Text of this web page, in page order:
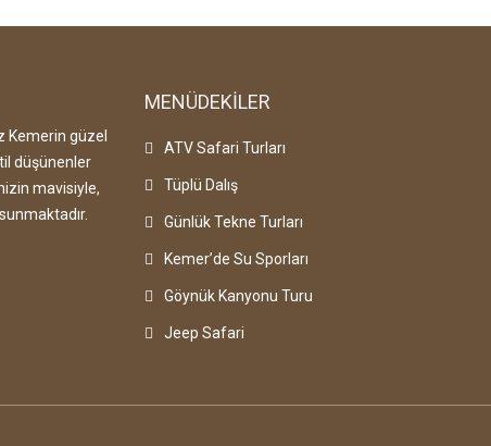
Kemerin güzel
düşünenler
mavisiyle,
MENÜDEKILER
ATV Safari Turları
Tüplü Dalış
Günlük Tekne Turları
Kemer’de Su Sporları
Göynük Kanyonu Turu
Jeep Safari